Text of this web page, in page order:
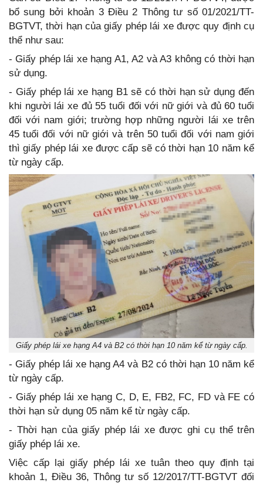
bổ sung bởi khoản 3 Điều 2 Thông tư số 01/2021/TT-
BGTVT, thời hạn của giấy phép lái xe được quy định cụ
thể như sau:
- Giấy phép lái xe hạng A1, A2 và A3 không có thời hạn
sử dụng.
- Giấy phép lái xe hạng B1 sẽ có thời hạn sử dụng đến
khi người lái xe đủ 55 tuổi đối với nữ giới và đủ 60 tuổi
đối với nam giới; trường hợp những người lái xe trên
45 tuổi đối với nữ giới và trên 50 tuổi đối với nam giới
thì giấy phép lái xe được cấp sẽ có thời hạn 10 năm kể
từ ngày cấp.
Giấy phép lái xe hạng A4 và B2 có thời hạn 10 năm kể từ ngày cấp.
- Giấy phép lái xe hạng A4 và B2 có thời hạn 10 năm kể
từ ngày cấp.
- Giấy phép lái xe hạng C, D, E, FB2, FC, FD và FE có
thời hạn sử dụng 05 năm kể từ ngày cấp.
- Thời hạn của giấy phép lái xe được ghi cụ thể trên
giấy phép lái xe.
Việc cấp lại giấy phép lái xe tuân theo quy định tại
khoản 1, Điều 36, Thông tư số 12/2017/TT-BGTVT đối